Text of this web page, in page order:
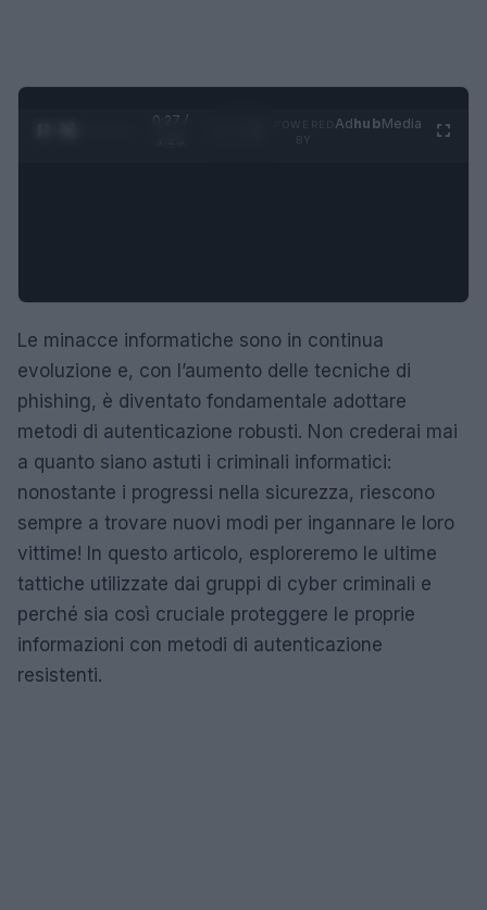
0:28 /
AdhubMedia
Le minacce informatiche sono in continua
evoluzione e, con l’aumento delle tecniche di
phishing, è diventato fondamentale adottare
metodi di autenticazione robusti. Non crederai mai
a quanto siano astuti i criminali informatici:
nonostante i progressi nella sicurezza, riescono
sempre a trovare nuovi modi per ingannare le loro
vittime! In questo articolo, esploreremo le ultime
tattiche utilizzate dai gruppi di cyber criminali e
perché sia così cruciale proteggere le proprie
informazioni con metodi di autenticazione
resistenti.